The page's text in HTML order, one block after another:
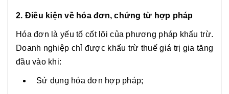
2. Điều kiện về hóa đơn, chứng từ hợp pháp
Hóa đơn là yếu tốcốt lõi của phương pháp khấu trừ.
Doanh nghiệp chỉ được khấu trừ thuế giá trị gia tăng
đầu vào khi:
Sử dụng hóa đơn hợp pháp;